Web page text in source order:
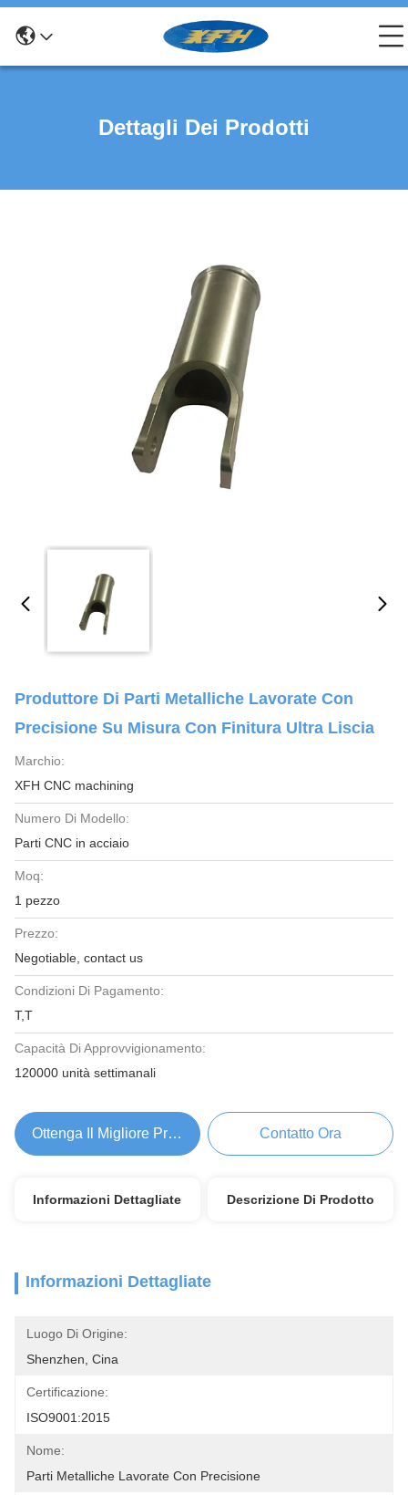
Dettagli Dei Prodotti
Produttore Di Parti Metalliche Lavorate Con
Precisione Su Misura Con Finitura Ultra Liscia
Marchio:
XFH CNC machining
Numero Di Modello:
Parti CNC in acciaio
Moq:
1 pezzo
Prezzo:
Negotiable, contact us
Condizioni Di Pagamento:
T,T
Capacità Di Approvvigionamento:
120000 unità settimanali
Ottenga Il Migliore Prezzo Contatto Ora
Informazioni Dettagliate Descrizione Di Prodotto
Informazioni Dettagliate
Luogo Di Origine:
Shenzhen, Cina
Certificazione:
ISO9001:2015
Nome:
Parti Metalliche Lavorate Con Precisione